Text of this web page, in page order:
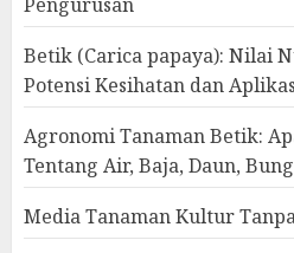
Betik (Carica papaya): Nilai
Potensi Kesihatan dan
Agronomi Tanaman Betik:
Tentang Air, Baja, Daun,
Media Tanaman Kultur